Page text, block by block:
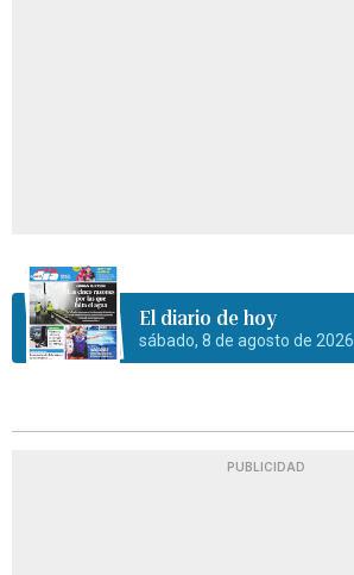
El diario de hoy
sábado, 8 de agosto de 2026
PUBLICIDAD